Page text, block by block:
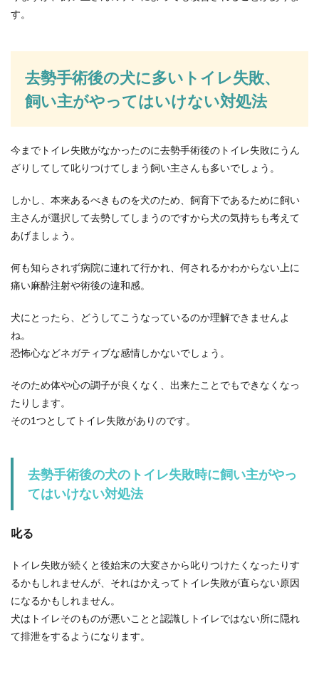
ウォシュレットの故障？修理が必要？
不具合が起きた時の対処法
門業者に連絡をして修理をお願いするべきです
が、まずは本当...
目の種類にはどんな形がある？それぞ
目にはどのような形や種類があるのでしょうか？
同じようにメイクをしているのに、濃く見えてし
ゼラチンのゼリーは冷凍しないで冷蔵
うか？凍ったまま食べるのであれば、そこまで気
す。
去勢手術後の犬に多いトイレ失敗、
飼い主がやってはいけない対処法
今までトイレ失敗がなかったのに去勢手術後のトイレ失敗にうん
ざりしてして叱りつけてしまう飼い主さんも多いでしょう。
しかし、本来あるべきものを犬のため、飼育下であるために飼い
主さんが選択して去勢してしまうのですから犬の気持ちも考えて
あげましょう。
何も知らされず病院に連れて行かれ、何されるかわからない上に
痛い麻酔注射や術後の違和感。
犬にとったら、どうしてこうなっているのか理解できませんよ
ね。
恐怖心などネガティブな感情しかないでしょう。
そのため体や心の調子が良くなく、出来たことでもできなくなっ
たりします。
その1つとしてトイレ失敗がありのです。
去勢手術後の犬のトイレ失敗時に飼い主がやっ
てはいけない対処法
叱る
トイレ失敗が続くと後始末の大変さから叱りつけたくなったりす
るかもしれませんが、それはかえってトイレ失敗が直らない原因
になるかもしれません。
犬はトイレそのものが悪いことと認識しトイレではない所に隠れ
て排泄をするようになります。